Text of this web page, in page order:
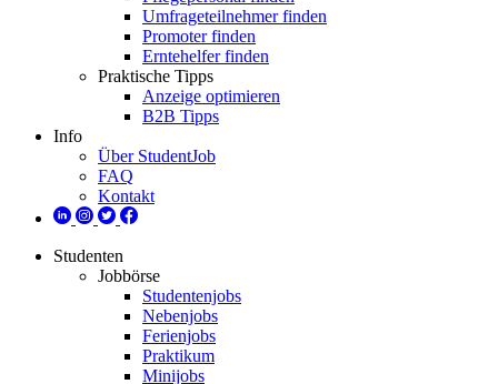
Umfrageteilnehmer finden
Promoter finden
Erntehelfer finden
Praktische Tipps
Anzeige optimieren
B2B Tipps
Info
Über StudentJob
FAQ
Kontakt
Studenten
Jobbörse
Studentenjobs
Nebenjobs
Ferienjobs
Praktikum
Minijobs